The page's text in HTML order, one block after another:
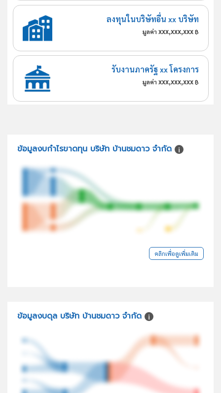
ลงทุนในบริษัทอื่น xx บริษัท
มูลค่า xxx,xxx,xxx ฿
รับงานภาครัฐ xx โครงการ
มูลค่า xxx,xxx,xxx ฿
ข้อมูลงบกำไรขาดทุน บริษัท บ้านชมดาว จำกัด
คลิกเพื่อดูเพิ่มเติม
ข้อมูลงบดุล บริษัท บ้านชมดาว จำกัด